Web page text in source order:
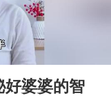
带薪错峰休假通知引争议 河南回应
好婆婆的智